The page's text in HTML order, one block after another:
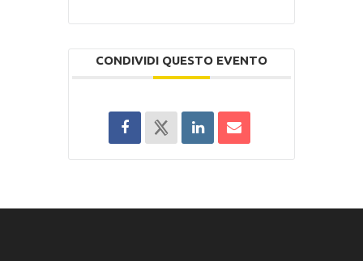
CONDIVIDI QUESTO EVENTO